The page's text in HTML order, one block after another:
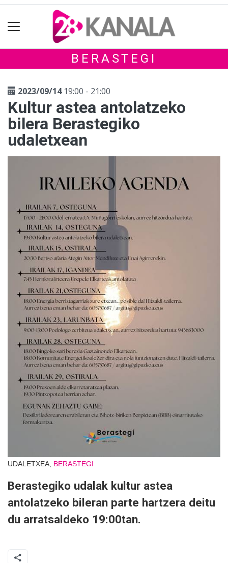
BERASTEGI
2023/09/1419:00 - 21:00
Kultur astea antolatzeko
bilera Berastegiko
udaletxean
UDALETXEA, BERASTEGI
Berastegiko udalak kultur astea
antolatzeko bileran parte hartzera deitu
du arratsaldeko 19:00tan.